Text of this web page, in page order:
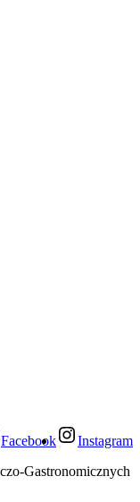
Facebook
Instagram
Gastronomicznych